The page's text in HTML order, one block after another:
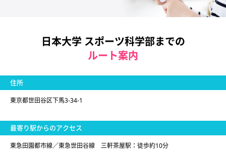
日本大学 スポーツ科学部までの
ルート案内
住所
東京都世田谷区下馬3-34-1
最寄り駅からのアクセス
東急田園都市線／東急世田谷線 三軒茶屋駅：徒歩約10分